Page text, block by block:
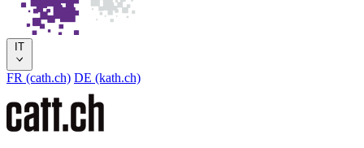
IT
FR (cath.ch) DE (kath.ch)